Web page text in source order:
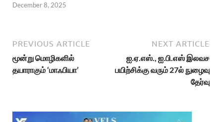
December 8, 2025
PREVIOUS ARTICLE
மூன்று மொழிகளில்
தயாராகும் ‘மாஃபியா’
NEXT ARTICLE
ஐ.ஏ.எஸ்., ஐ.பி.எஸ் இலவச
பயிற்சிக்கு வரும் 27ல் நுழைவு
தேர்வு